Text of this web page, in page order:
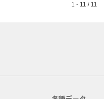
1 - 11 / 11